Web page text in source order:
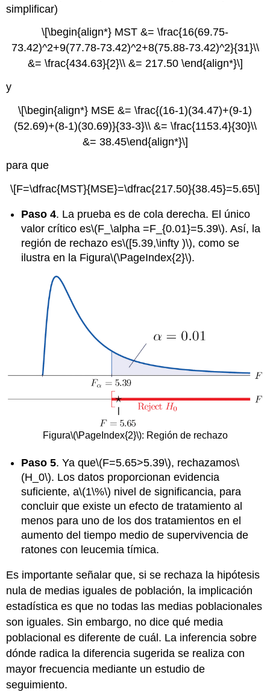
simplificar)
\[\begin{align*} MST &= \frac{16(69.75-
73.42)^2+9(77.78-73.42)^2+8(75.88-73.42)^2}{31}\\
&= \frac{434.63}{2}\\ &= 217.50 \end{align*}\]
y
\[\begin{align*} MSE &= \frac{(16-1)(34.47)+(9-1)
(52.69)+(8-1)(30.69)}{33-3}\\ &= \frac{1153.4}{30}\\
&= 38.45\end{align*}\]
para que
\[F=\dfrac{MST}{MSE}=\dfrac{217.50}{38.45}=5.65\]
Paso 4. La prueba es de cola derecha. El único
valor crítico es\(F_\alpha =F_{0.01}=5.39\). Así, la
región de rechazo es\([5.39,\infty )\), como se
ilustra en la Figura\(\PageIndex{2}\).
Figura\(\PageIndex{2}\): Región de rechazo
Paso 5. Ya que\(F=5.65>5.39\), rechazamos\
(H_0\). Los datos proporcionan evidencia
suficiente, a\(1\%\) nivel de significancia, para
concluir que existe un efecto de tratamiento al
menos para uno de los dos tratamientos en el
aumento del tiempo medio de supervivencia de
ratones con leucemia tímica.
Es importante señalar que, si se rechaza la hipótesis
nula de medias iguales de población, la implicación
estadística es que no todas las medias poblacionales
son iguales. Sin embargo, no dice qué media
poblacional es diferente de cuál. La inferencia sobre
dónde radica la diferencia sugerida se realiza con
mayor frecuencia mediante un estudio de
seguimiento.